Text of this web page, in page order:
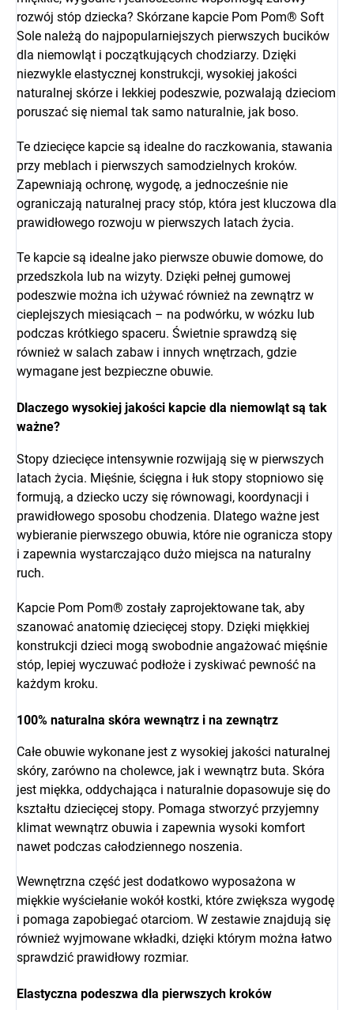
rozwój stóp dziecka? Skórzane kapcie Pom Pom® Soft
Sole należą do najpopularniejszych pierwszych bucików
dla niemowląt i początkujących chodziarzy. Dzięki
niezwykle elastycznej konstrukcji, wysokiej jakości
naturalnej skórze i lekkiej podeszwie, pozwalają dzieciom
poruszać się niemal tak samo naturalnie, jak boso.
Te dziecięce kapcie są idealne do raczkowania, stawania
przy meblach i pierwszych samodzielnych kroków.
Zapewniają ochronę, wygodę, a jednocześnie nie
ograniczają naturalnej pracy stóp, która jest kluczowa dla
prawidłowego rozwoju w pierwszych latach życia.
Te kapcie są idealne jako pierwsze obuwie domowe, do
przedszkola lub na wizyty. Dzięki pełnej gumowej
podeszwie można ich używać również na zewnątrz w
cieplejszych miesiącach – na podwórku, w wózku lub
podczas krótkiego spaceru. Świetnie sprawdzą się
również w salach zabaw i innych wnętrzach, gdzie
wymagane jest bezpieczne obuwie.
Dlaczego wysokiej jakości kapcie dla niemowląt są tak
ważne?
Stopy dziecięce intensywnie rozwijają się w pierwszych
latach życia. Mięśnie, ścięgna i łuk stopy stopniowo się
formują, a dziecko uczy się równowagi, koordynacji i
prawidłowego sposobu chodzenia. Dlatego ważne jest
wybieranie pierwszego obuwia, które nie ogranicza stopy
i zapewnia wystarczająco dużo miejsca na naturalny
ruch.
Kapcie Pom Pom® zostały zaprojektowane tak, aby
szanować anatomię dziecięcej stopy. Dzięki miękkiej
konstrukcji dzieci mogą swobodnie angażować mięśnie
stóp, lepiej wyczuwać podłoże i zyskiwać pewność na
każdym kroku.
100% naturalna skóra wewnątrz i na zewnątrz
Całe obuwie wykonane jest z wysokiej jakości naturalnej
skóry, zarówno na cholewce, jak i wewnątrz buta. Skóra
jest miękka, oddychająca i naturalnie dopasowuje się do
kształtu dziecięcej stopy. Pomaga stworzyć przyjemny
klimat wewnątrz obuwia i zapewnia wysoki komfort
nawet podczas całodziennego noszenia.
Wewnętrzna część jest dodatkowo wyposażona w
miękkie wyściełanie wokół kostki, które zwiększa wygodę
i pomaga zapobiegać otarciom. W zestawie znajdują się
również wyjmowane wkładki, dzięki którym można łatwo
sprawdzić prawidłowy rozmiar.
Elastyczna podeszwa dla pierwszych kroków